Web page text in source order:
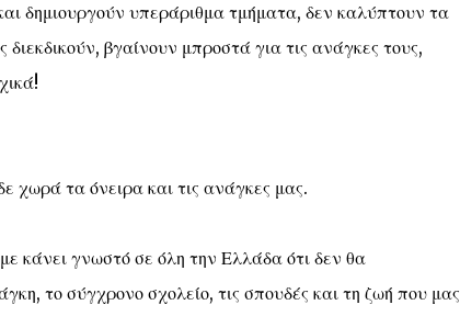
δημιουργούν υπεράριθμα τμήματα, δεν καλύπτουν τα
βγαίνουν μπροστά για τις ανάγκες τους,
χωρά τα όνειρα και τις ανάγκες μας.
κάνει γνωστό σε όλη την Ελλάδα ότι δεν θα
το σύγχρονο σχολείο, τις σπουδές και τη ζωή που μας